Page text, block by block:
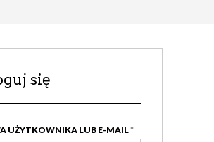
się
UŻYTKOWNIKA LUB E-MAIL*